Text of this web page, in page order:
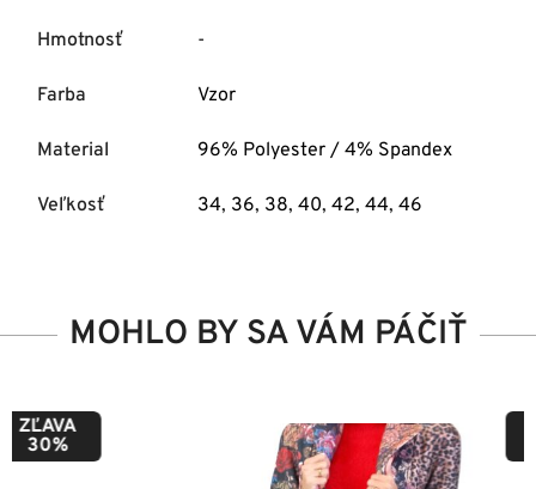
Hmotnosť -
Farba Vzor
Material 96% Polyester / 4% Spandex
Veľkosť 34, 36, 38, 40, 42, 44, 46
MOHLO BY SA VÁM PÁČIŤ
ZĽAVA
50%